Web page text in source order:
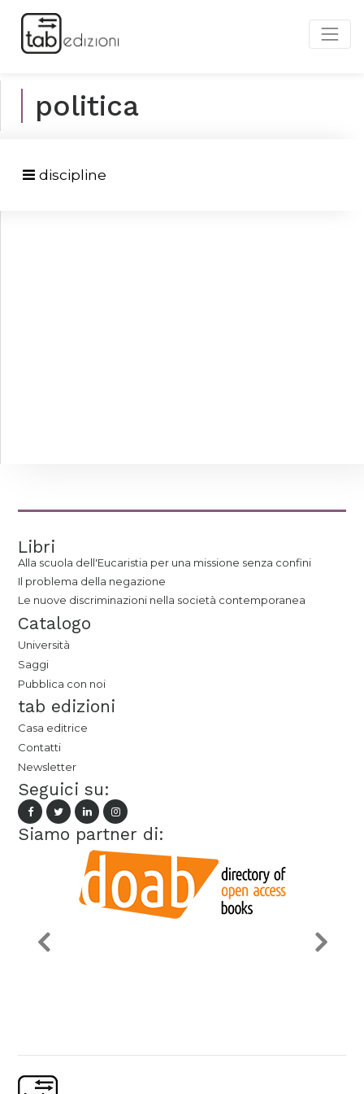
politica
discipline
Libri
Alla scuola dell'Eucaristia per una missione senza confini
Il problema della negazione
Le nuove discriminazioni nella società contemporanea
Catalogo
Università
Saggi
Pubblica con noi
tab edizioni
Casa editrice
Contatti
Newsletter
Seguici su:
Siamo partner di: